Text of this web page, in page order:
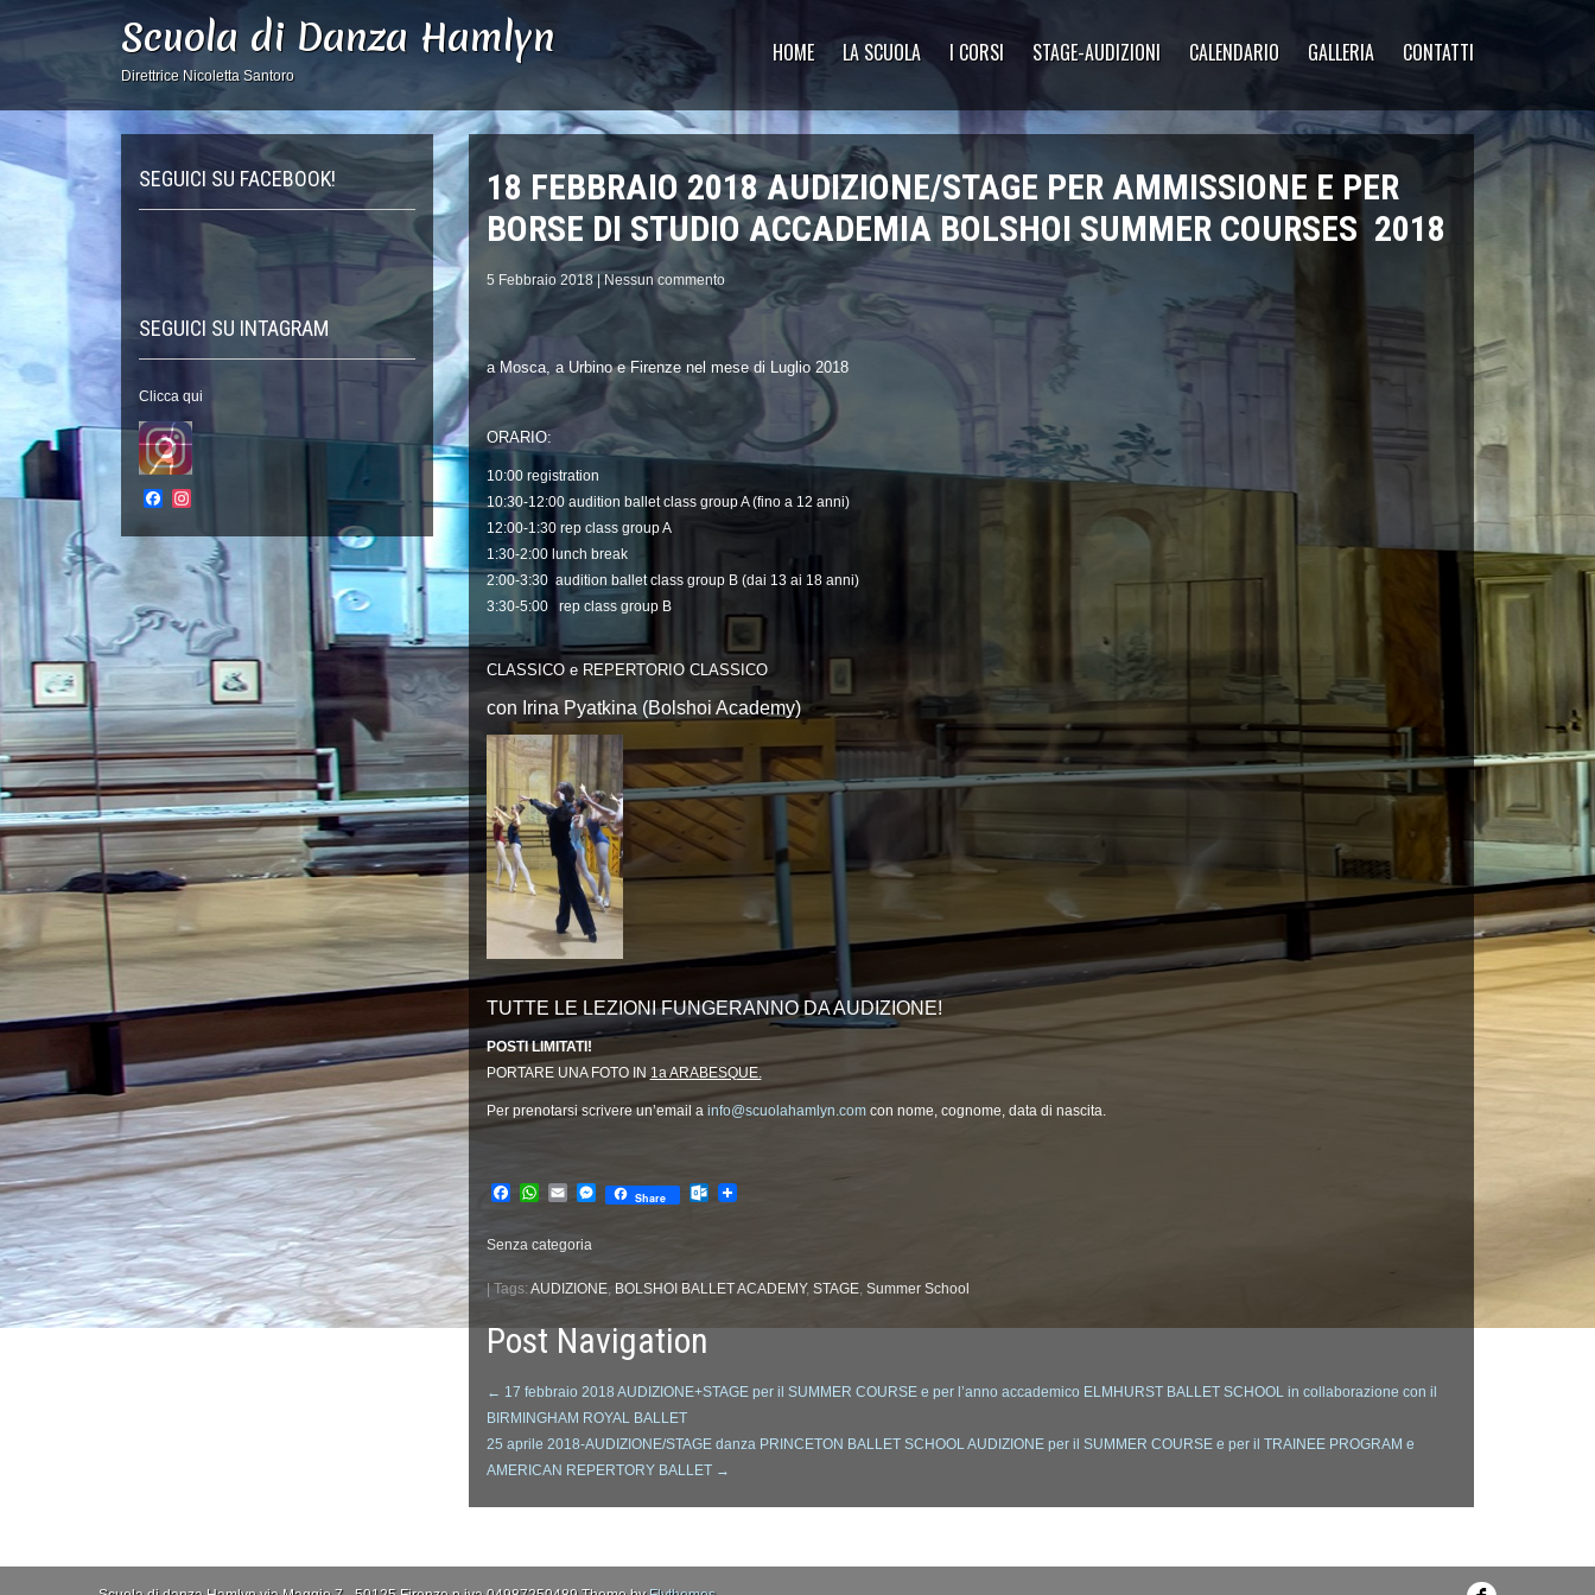
Scuola di Danza Hamlyn
Direttrice Nicoletta Santoro
HOME LA SCUOLA I CORSI STAGE-AUDIZIONI CALENDARIO GALLERIA CONTATTI
SEGUICI SU FACEBOOK!
SEGUICI SU INTAGRAM
Clicca qui
Facebook
18 FEBBRAIO 2018 AUDIZIONE/STAGE PER AMMISSIONE E PER
BORSE DI STUDIO ACCADEMIA BOLSHOI SUMMER COURSES 2018
5 Febbraio 2018 | Nessun commento
a Mosca, a Urbino e Firenze nel mese di Luglio 2018
ORARIO:
10:00 registration
10:30-12:00 audition ballet class group A (fino a 12 anni)
12:00-1:30 rep class group A
1:30-2:00 lunch break
2:00-3:30 audition ballet class group B (dai 13 ai 18 anni)
3:30-5:00 rep class group B
CLASSICO e REPERTORIO CLASSICO
con Irina Pyatkina (Bolshoi Academy)
TUTTE LE LEZIONI FUNGERANNO DA AUDIZIONE!
POSTI LIMITATI!
PORTARE UNA FOTO IN 1a ARABESQUE.
Per prenotarsi scrivere un’email a info@scuolahamlyn.comcon nome, cognome, data di nascita.
Facebook
WhatsApp
EmailMessenger
Share Outlook.com
Senza categoria
| Tags: AUDIZIONE, BOLSHOI BALLET ACADEMY, STAGE, Summer School
Post Navigation
← 17 febbraio 2018 AUDIZIONE+STAGE per il SUMMER COURSE e per l’anno accademico ELMHURST BALLET SCHOOL in collaborazione con il
BIRMINGHAM ROYAL BALLET
25 aprile 2018-AUDIZIONE/STAGE danza PRINCETON BALLET SCHOOL AUDIZIONE per il SUMMER COURSE e per il TRAINEE PROGRAM e
AMERICAN REPERTORY BALLET →